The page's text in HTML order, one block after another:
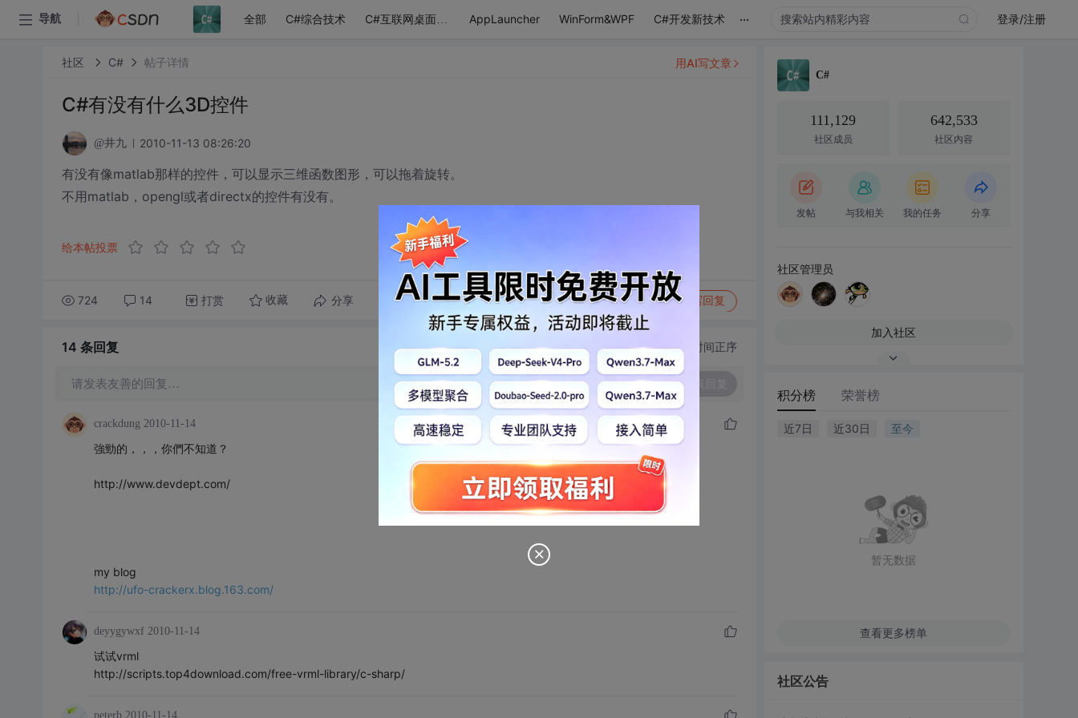
导航 全部 C#综合技术 C#互联网桌面应用 AppLauncher WinForm&WPF C#开发新技术 ... 登录/注册
社区 C# 帖子详情
C#有没有什么3D控件
@井九 2010-11-13 08:26:20
有没有像matlab那样的控件，可以显示三维函数图形，可以拖着旋转。
不用matlab，opengl或者directx的控件有没有。
给本帖投票
724 14 打赏 收藏 分享 转发到动态 举报 写回复
用AI写文章
14 条回复 切换为时间正序
请发表友善的回复… 发表回复
crackdung 2010-11-14
強勁的，，，你們不知道？
http://www.devdept.com/
my blog
http://ufo-crackerx.blog.163.com/
deyygywxf 2010-11-14
试试vrml
http://scripts.top4download.com/free-vrml-library/c-sharp/
peterb 2010-11-14
C#
111,129
社区成员
642,533
社区内容
发帖 与我相关 我的任务 分享
社区管理员
加入社区
积分榜 荣誉榜
近7日 近30日 至今
暂无数据
查看更多榜单
社区公告